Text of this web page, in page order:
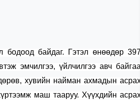
бодоод байдаг. Гэтэл өнөөдөр 397
эмчилгээ, үйлчилгээ авч байгаа
хувийн найман ахмадын
маш тааруу. Хүүхдийн